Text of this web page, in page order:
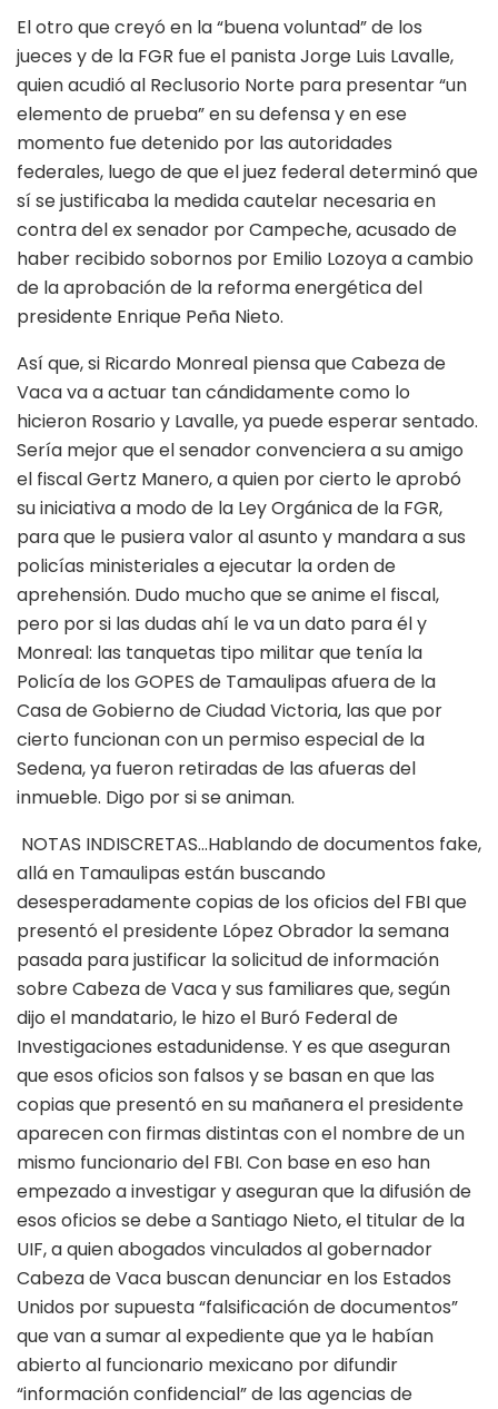
El otro que creyó en la “buena voluntad” de los
jueces y de la FGR fue el panista Jorge Luis Lavalle,
quien acudió al Reclusorio Norte para presentar “un
elemento de prueba” en su defensa y en ese
momento fue detenido por las autoridades
federales, luego de que el juez federal determinó que
sí se justificaba la medida cautelar necesaria en
contra del ex senador por Campeche, acusado de
haber recibido sobornos por Emilio Lozoya a cambio
de la aprobación de la reforma energética del
presidente Enrique Peña Nieto.
Así que, si Ricardo Monreal piensa que Cabeza de
Vaca va a actuar tan cándidamente como lo
hicieron Rosario y Lavalle, ya puede esperar sentado.
Sería mejor que el senador convenciera a su amigo
el fiscal Gertz Manero, a quien por cierto le aprobó
su iniciativa a modo de la Ley Orgánica de la FGR,
para que le pusiera valor al asunto y mandara a sus
policías ministeriales a ejecutar la orden de
aprehensión. Dudo mucho que se anime el fiscal,
pero por si las dudas ahí le va un dato para él y
Monreal: las tanquetas tipo militar que tenía la
Policía de los GOPES de Tamaulipas afuera de la
Casa de Gobierno de Ciudad Victoria, las que por
cierto funcionan con un permiso especial de la
Sedena, ya fueron retiradas de las afueras del
inmueble. Digo por si se animan.
NOTAS INDISCRETAS…Hablando de documentos fake,
allá en Tamaulipas están buscando
desesperadamente copias de los oficios del FBI que
presentó el presidente López Obrador la semana
pasada para justificar la solicitud de información
sobre Cabeza de Vaca y sus familiares que, según
dijo el mandatario, le hizo el Buró Federal de
Investigaciones estadunidense. Y es que aseguran
que esos oficios son falsos y se basan en que las
copias que presentó en su mañanera el presidente
aparecen con firmas distintas con el nombre de un
mismo funcionario del FBI. Con base en eso han
empezado a investigar y aseguran que la difusión de
esos oficios se debe a Santiago Nieto, el titular de la
UIF, a quien abogados vinculados al gobernador
Cabeza de Vaca buscan denunciar en los Estados
Unidos por supuesta “falsificación de documentos”
que van a sumar al expediente que ya le habían
abierto al funcionario mexicano por difundir
“información confidencial” de las agencias de